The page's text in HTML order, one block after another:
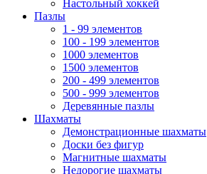
Настольный хоккей
Пазлы
1 - 99 элементов
100 - 199 элементов
1000 элементов
1500 элементов
200 - 499 элементов
500 - 999 элементов
Деревянные пазлы
Шахматы
Демонстрационные шахматы
Доски без фигур
Магнитные шахматы
Недорогие шахматы